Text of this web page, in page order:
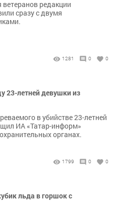
ветеранов редакции
сразу с двумя
1281 0 0
23-летней девушки из
в убийстве 23-летней
ИА «Татар-информ»
органах.
1799 0 0
льда в горшок с